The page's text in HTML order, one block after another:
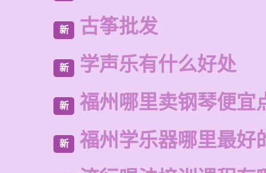
新 古筝批发
新 学声乐有什么好处
新 福州哪里卖钢琴便宜
新 福州学乐器哪里最好